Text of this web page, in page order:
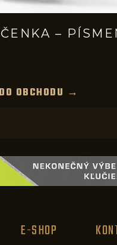
–
DO OBCHODU →
E-SHOP